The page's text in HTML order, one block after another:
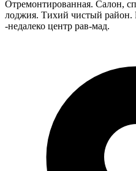
Отремонтированная. Салон,
лоджия. Тихий чистый район.
-недалеко центр рав-мад.